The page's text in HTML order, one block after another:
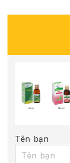
Tên bạn